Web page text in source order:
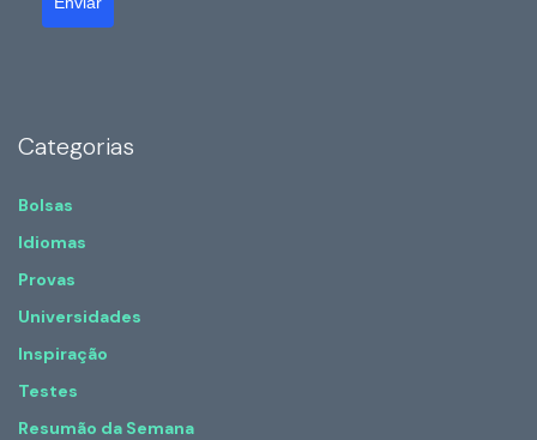
Categorias
Bolsas
Idiomas
Provas
Universidades
Inspiração
Testes
Resumão da Semana